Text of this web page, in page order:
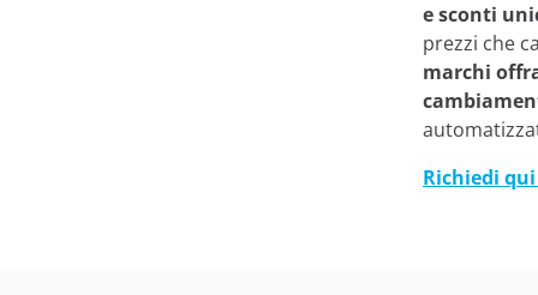
e sconti
prezzi che
marchi
Richiedi